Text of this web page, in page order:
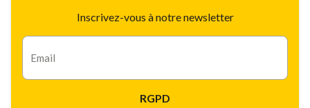
Inscrivez-vous à notre newsletter
RGPD